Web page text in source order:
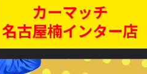
カーマッチ
名古屋楠インター店